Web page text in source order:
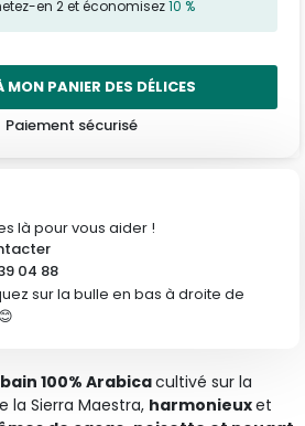
en 2 et économisez10 %
MON PANIER DES DÉLICES
Paiement sécurisé
là pour vous aider !
04 88
sur la bulle en bas à droite de
100% Arabicacultivé sur la
la Sierra Maestra, harmonieuxet